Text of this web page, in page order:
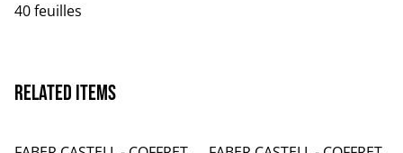
40 feuilles
Related items